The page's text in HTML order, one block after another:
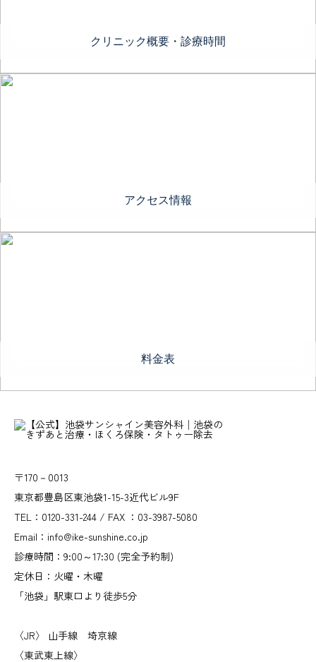
クリニック概要・診療時間
アクセス情報
料金表
〒170－0013
東京都豊島区東池袋1-15-3近代ビル9F
TEL：0120-331-244 / FAX ：03-3987-5080
Email：info@ike-sunshine.co.jp
診療時間：9:00～17:30 (完全予約制)
定休日：火曜・木曜
「池袋」駅東口より徒歩5分
〈JR〉 山手線 埼京線
〈東武東上線〉